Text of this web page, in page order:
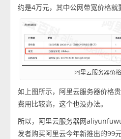
约是4万元，其中公网带宽价格就
阿里云服务器价
如上图所示，阿里云服务器价格
费用比较高，这个也没办法。
所以，阿里云服务器网
发者购买阿里云今年新推出的99